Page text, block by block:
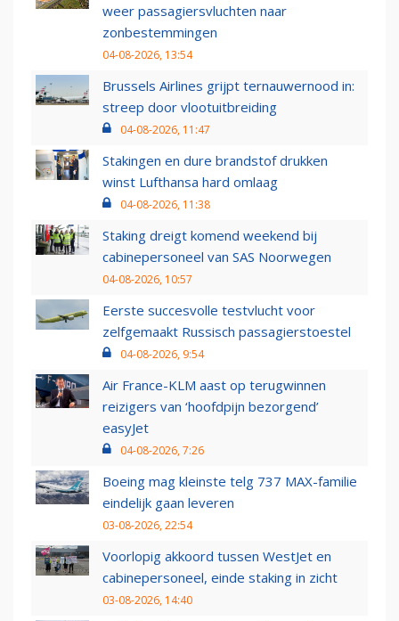
weer passagiersvluchten naar
zonbestemmingen
04-08-2026, 13:54
Brussels Airlines grijpt ternauwernood in:
streep door vlootuitbreiding
04-08-2026, 11:47
Stakingen en dure brandstof drukken
winst Lufthansa hard omlaag
04-08-2026, 11:38
Staking dreigt komend weekend bij
cabinepersoneel van SAS Noorwegen
04-08-2026, 10:57
Eerste succesvolle testvlucht voor
zelfgemaakt Russisch passagierstoestel
04-08-2026, 9:54
Air France-KLM aast op terugwinnen
reizigers van ‘hoofdpijn bezorgend’
easyJet
04-08-2026, 7:26
Boeing mag kleinste telg 737 MAX-familie
eindelijk gaan leveren
03-08-2026, 22:54
Voorlopig akkoord tussen WestJet en
cabinepersoneel, einde staking in zicht
03-08-2026, 14:40